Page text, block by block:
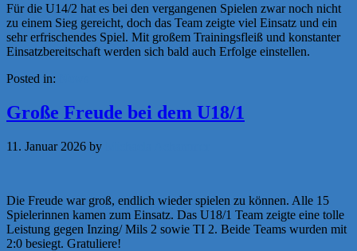
Für die U14/2 hat es bei den vergangenen Spielen zwar noch nicht
zu einem Sieg gereicht, doch das Team zeigte viel Einsatz und ein
sehr erfrischendes Spiel. Mit großem Trainingsfleiß und konstanter
Einsatzbereitschaft werden sich bald auch Erfolge einstellen.
Posted in:
Große Freude bei dem U18/1
11. Januar 2026 by
Die Freude war groß, endlich wieder spielen zu können. Alle 15
Spielerinnen kamen zum Einsatz. Das U18/1 Team zeigte eine tolle
Leistung gegen Inzing/ Mils 2 sowie TI 2. Beide Teams wurden mit
2:0 besiegt. Gratuliere!